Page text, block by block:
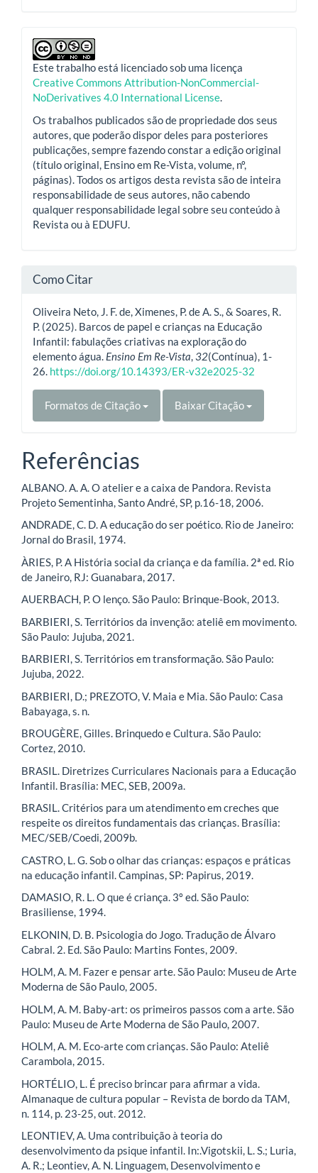
Este trabalho está licenciado sob uma licença
Creative Commons Attribution-NonCommercial-
NoDerivatives 4.0 International License.
Os trabalhos publicados são de propriedade dos seus
autores, que poderão dispor deles para posteriores
publicações, sempre fazendo constar a edição original
(título original, Ensino em Re-Vista, volume, nº,
páginas). Todos os artigos desta revista são de inteira
responsabilidade de seus autores, não cabendo
qualquer responsabilidade legal sobre seu conteúdo à
Revista ou à EDUFU.
Como Citar
Oliveira Neto, J. F. de, Ximenes, P. de A. S., & Soares, R.
P. (2025). Barcos de papel e crianças na Educação
Infantil: fabulações criativas na exploração do
elemento água. Ensino Em Re-Vista,32(Contínua), 1-
26. https://doi.org/10.14393/ER-v32e2025-32
Formatos de Citação Baixar Citação
Referências
ALBANO. A. A. O atelier e a caixa de Pandora. Revista
Projeto Sementinha, Santo André, SP, p.16-18, 2006.
ANDRADE, C. D. A educação do ser poético. Rio de Janeiro:
Jornal do Brasil, 1974.
ÀRIES, P. A História social da criança e da família. 2ª ed. Rio
de Janeiro, RJ: Guanabara, 2017.
AUERBACH, P. O lenço. São Paulo: Brinque-Book, 2013.
BARBIERI, S. Territórios da invenção: ateliê em movimento.
São Paulo: Jujuba, 2021.
BARBIERI, S. Territórios em transformação. São Paulo:
Jujuba, 2022.
BARBIERI, D.; PREZOTO, V. Maia e Mia. São Paulo: Casa
Babayaga, s. n.
BROUGÈRE, Gilles. Brinquedo e Cultura. São Paulo:
Cortez, 2010.
BRASIL. Diretrizes Curriculares Nacionais para a Educação
Infantil. Brasília: MEC, SEB, 2009a.
BRASIL. Critérios para um atendimento em creches que
respeite os direitos fundamentais das crianças. Brasília:
MEC/SEB/Coedi, 2009b.
CASTRO, L. G. Sob o olhar das crianças: espaços e práticas
na educação infantil. Campinas, SP: Papirus, 2019.
DAMASIO, R. L. O que é criança. 3º ed. São Paulo:
Brasiliense, 1994.
ELKONIN, D. B. Psicologia do Jogo. Tradução de Álvaro
Cabral. 2. Ed. São Paulo: Martins Fontes, 2009.
HOLM, A. M. Fazer e pensar arte. São Paulo: Museu de Arte
Moderna de São Paulo, 2005.
HOLM, A. M. Baby-art: os primeiros passos com a arte. São
Paulo: Museu de Arte Moderna de São Paulo, 2007.
HOLM, A. M. Eco-arte com crianças. São Paulo: Ateliê
Carambola, 2015.
HORTÉLIO, L. É preciso brincar para afirmar a vida.
Almanaque de cultura popular – Revista de bordo da TAM,
n. 114, p. 23-25, out. 2012.
LEONTIEV, A. Uma contribuição à teoria do
desenvolvimento da psique infantil. In:.Vigotskii, L. S.; Luria,
A. R.; Leontiev, A. N. Linguagem, Desenvolvimento e